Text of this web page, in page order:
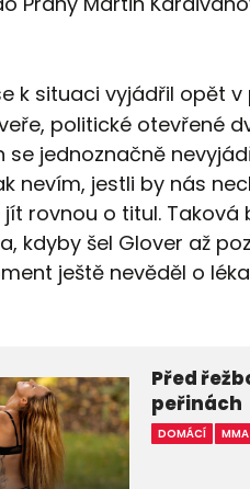
k situaci vyjádřil opět
politické otevřené
se jednoznačně
nevím, jestli by nás
rovnou o titul.
kdyby šel Glover až
ještě nevěděl o
Před
peřinách
DOMÁCÍ MMA